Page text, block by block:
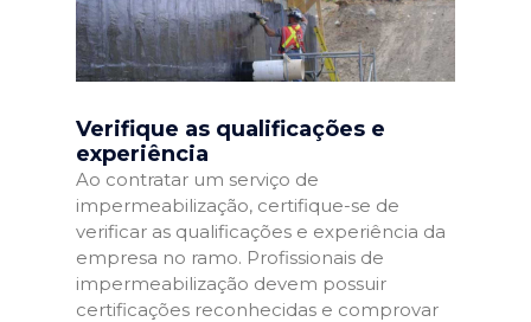
Verifique as qualificações e
experiência
Ao contratar um serviço de
impermeabilização, certifique-se de
verificar as qualificações e experiência da
empresa no ramo. Profissionais de
impermeabilização devem possuir
certificações reconhecidas e comprovar